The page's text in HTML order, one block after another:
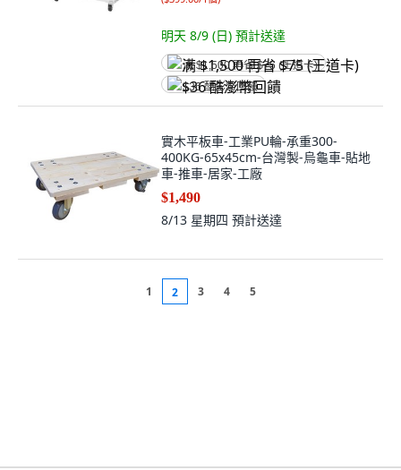
明天 8/9 (日) 預計送達
满 $1,500 再省 $75 (王道卡)
$36 酷澎幣回饋
實木平板車-工業PU輪-承重300-
400KG-65x45cm-台灣製-烏龜車-貼地
車-推車-居家-工廠
$1,490
8/13 星期四 預計送達
1 2 3 4 5